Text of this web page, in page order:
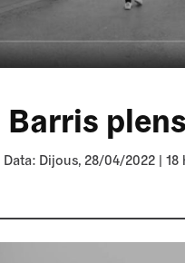
Barris
Dijous, 28/04/2022 |